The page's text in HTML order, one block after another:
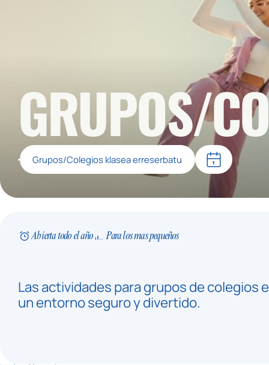
GRUPOS/
Grupos/Colegios klasea erreserbatu
Abierta todo el año Para los mas pequeños
Las actividades para grupos de
un entorno seguro y divertido.